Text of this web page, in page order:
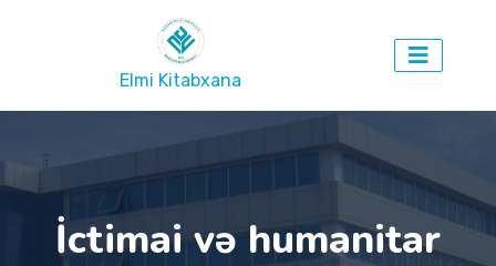
Elmi Kitabxana
İctimai və humanitar